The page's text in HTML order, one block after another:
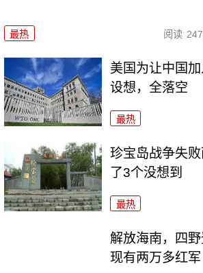
最热 阅读
美国为让中国
设想，全落空
最热
珍宝岛战争失
了3个没想到
最热
解放海南，四
现有两万多红军